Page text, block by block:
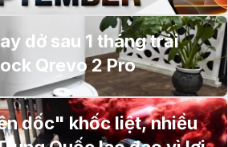
dở sau 1 tháng trải
Qrevo 2 Pro
dốc" khốc liệt, nhiều